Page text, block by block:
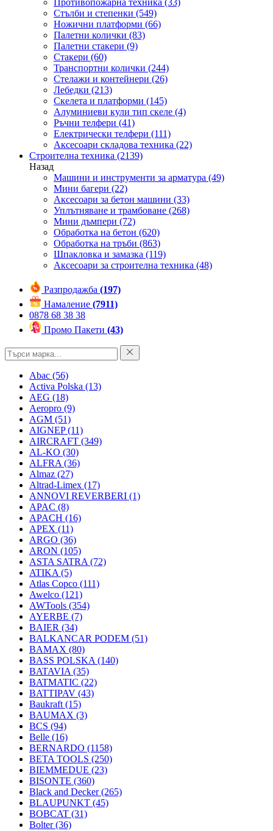
Противопожарна техника (33)
Стълби и степенки (549)
Ножични платформи (66)
Палетни колички (83)
Палетни стакери (9)
Стакери (60)
Транспортни колички (244)
Стелажи и контейнери (26)
Лебедки (213)
Скелета и платформи (145)
Алуминиеви кули тип скеле (4)
Ръчни телфери (41)
Електрически телфери (111)
Аксесоари складова техника (22)
Строителна техника (2139)
Назад
Машини и инструменти за арматура (49)
Мини багери (22)
Аксесоари за бетон машини (33)
Уплътняване и трамбоване (268)
Мини дъмпери (72)
Обработка на бетон (620)
Обработка на тръби (863)
Шпакловка и замазка (119)
Аксесоари за строителна техника (48)
Разпродажба (197)
Намаление (7911)
0878 68 38 38
Промо Пакети (43)
Abac (56)
Activa Polska (13)
AEG (18)
Aeropro (9)
AGM (51)
AIGNEP(11)
AIRCRAFT (349)
AL-KO (30)
ALFRA (36)
Almaz (27)
Altrad-Limex (17)
ANNOVI REVERBERI (1)
APAC (8)
APACH (16)
APEX (11)
ARGO (36)
ARON (105)
ASTA SATRA (72)
ATIKA (5)
Atlas Copco (111)
Awelco (121)
AWTools (354)
AYERBE (7)
BAIER (34)
BALKANCAR PODEM (51)
BAMAX (80)
BASS POLSKA (140)
BATAVIA (35)
BATMATIC (22)
BATTIPAV (43)
Baukraft (15)
BAUMAX (3)
BCS (94)
Belle (16)
BERNARDO (1158)
BETA TOOLS (250)
BIEMMEDUE (23)
BISONTE (360)
Black and Decker(265)
BLAUPUNKT (45)
BOBCAT (31)
Bolter(36)